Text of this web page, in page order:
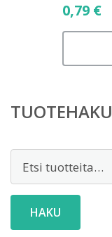
0,79 €
TUOTEHAKU
HAKU